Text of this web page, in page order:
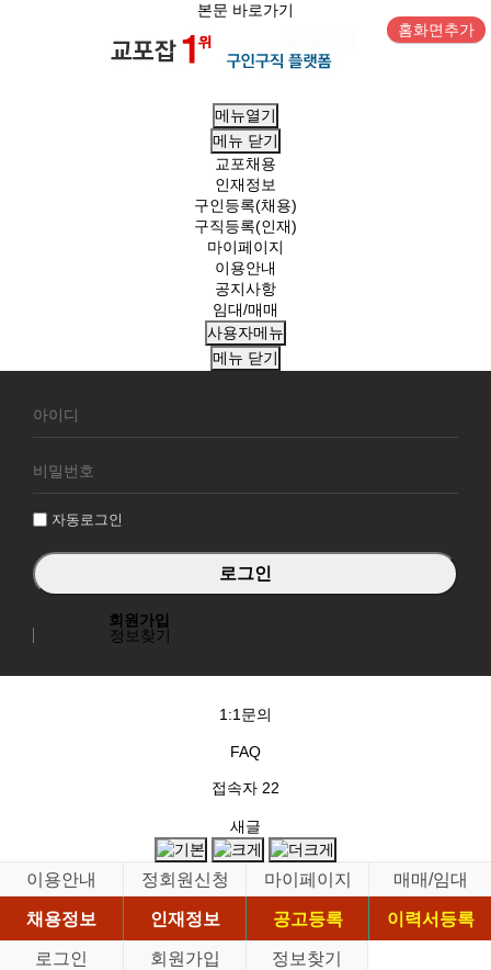
본문 바로가기
홈화면추가
메뉴열기
메뉴 닫기
교포채용
인재정보
구인등록(채용)
구직등록(인재)
마이페이지
이용안내
공지사항
임대/매매
사용자메뉴
메뉴 닫기
원
그
자동로그인
회원가입
정보찾기
1:1문의
FAQ
접속자 22
새글
이용안내 정회원신청 마이페이지
매매/임대
채용정보
인재정보 공고등록
이력서등록
로그인
회원가입 정보찾기